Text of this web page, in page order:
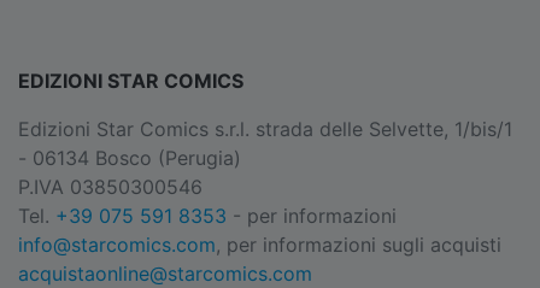
EDIZIONI STAR COMICS
Edizioni Star Comics s.r.l. strada delle Selvette, 1/bis/1
- 06134 Bosco (Perugia)
P.IVA 03850300546
Tel. +39 075 591 8353 - per informazioni
info@starcomics.com, per informazioni sugli acquisti
acquistaonline@starcomics.com